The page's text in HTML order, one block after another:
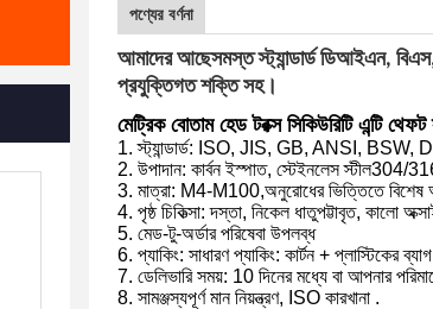
পণ্যের বর্ণনা
আমাদের আছেসমস্ত স্ট্যান্ডার্ড ডিআইএন,
প্রযুক্তিগত শক্তি সহ।
মেট্রিক বোতাম হেড টরক্স সিকিউরিটি এন্টি থেফট
1. স্ট্যান্ডার্ড: ISO, JIS, GB, ANSI, BSW, DIN
2. উপাদান: কার্বন ইস্পাত, স্টেইনলেস স্টীল304/
3. মাত্রা: M4-M100,অনুরোধের ভিত্তিতে
4. পৃষ্ঠ চিকিত্সা: দস্তা, নিকেল ধাতুপট্টাবৃত,
5. মেড-টু-অর্ডার পরিষেবা উপলব্ধ
6. প্যাকিং: সাধারণ প্যাকিং: কার্টন + প্লাস্টিকের
7. ডেলিভারি সময়: 10 দিনের মধ্যে বা আপনার
8. সামঞ্জস্যপূর্ণ মান নিয়ন্ত্রণ, ISO কারখানা .